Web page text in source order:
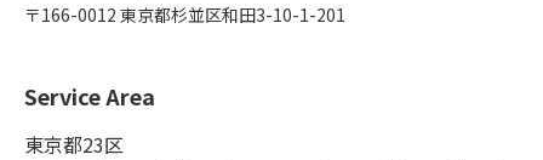
〒166-0012 東京都杉並区和田3-10-1-201
Service Area
東京都23区